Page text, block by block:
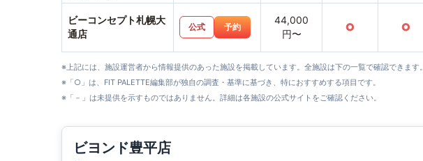
ビーコンセプト札幌大
通店
公式 予約
44,000
円〜
○ ○
※上記には、施設運営者から情報提供のあった施設を掲載しています。全施設は下の一覧で確認できます。
※「○」は、FIT PALETTE編集部が独自の調査・基準に基づき、特におすすめする項目です。
※「－」は未提供を示すものではありません。詳細は各施設の公式サイトをご確認ください。
ビヨンド豊平店